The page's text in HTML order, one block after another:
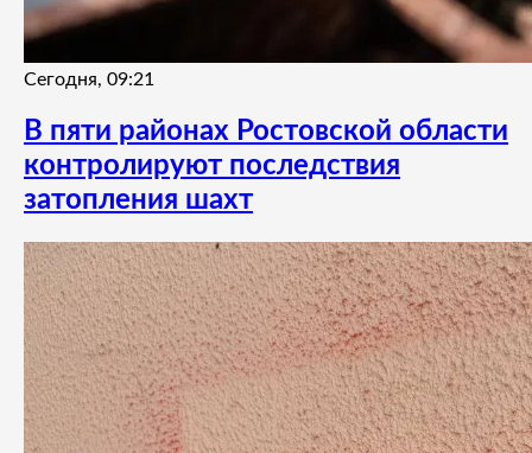
Сегодня, 09:21
В пяти районах Ростовской области
контролируют последствия
затопления шахт